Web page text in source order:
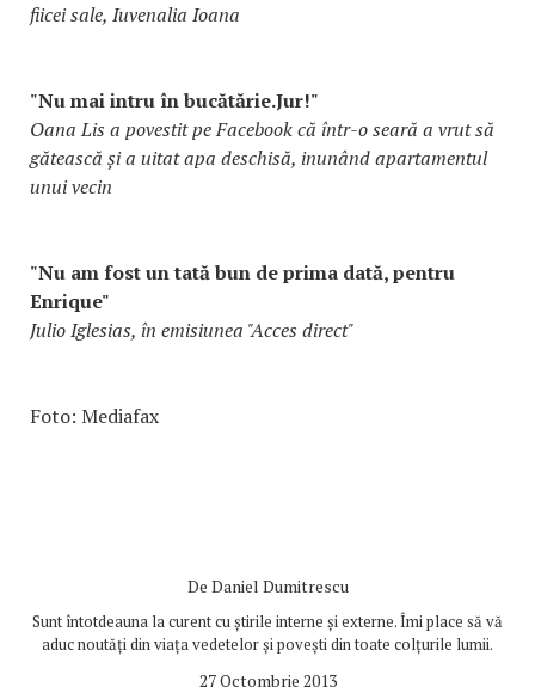
fiicei sale, Iuvenalia Ioana
"Nu mai intru în bucătărie.Jur!"
Oana Lis a povestit pe Facebook că într-o seară a vrut să
gătească și a uitat apa deschisă, inunând apartamentul
unui vecin
"Nu am fost un tată bun de prima dată, pentru
Enrique"
Julio Iglesias, în emisiunea "Acces direct"
Foto: Mediafax
De Daniel Dumitrescu
Sunt întotdeauna la curent cu știrile interne și externe. Îmi place să vă
aduc noutăți din viața vedetelor și povești din toate colțurile lumii.
27 Octombrie 2013